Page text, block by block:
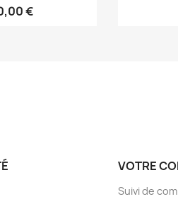
€
VOTRE
Suivi de